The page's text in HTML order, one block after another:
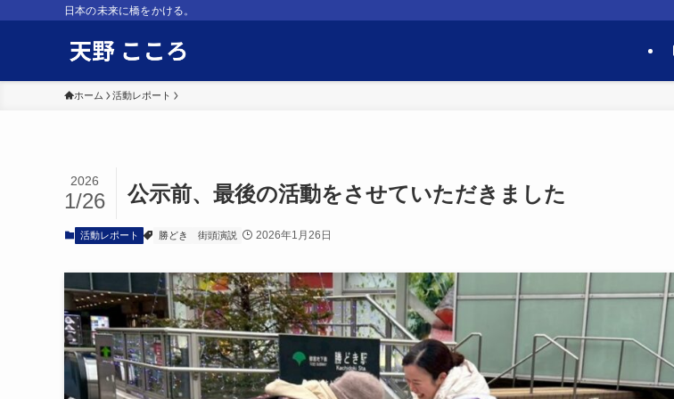
日本の未来に橋をかける。
ホーム 活動レポート
公示前、最後の活動をさせていただきました
2026
1/26
活動レポート 勝どき 街頭演説 2026年1月26日